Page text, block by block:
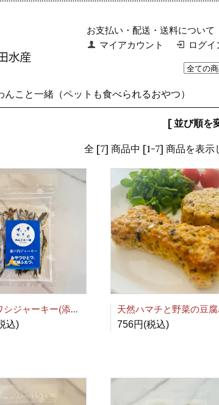
お支払い・配送・送料について
マイアカウント
ログイ
んこと一緒（ペットも食べられるおやつ）
[ 並び順を
全 [7] 商品中 [1-7] 商品を表示
天然イワシジャーキー(添加物・塩分不使用)
込) 756円(税込)